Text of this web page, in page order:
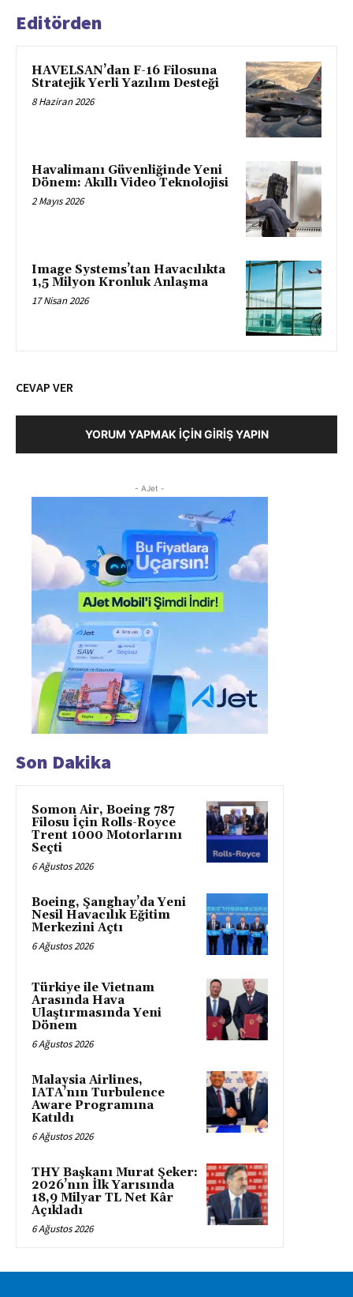
Editörden
HAVELSAN’dan F-16 Filosuna
Stratejik Yerli Yazılım Desteği
8 Haziran 2026
Havalimanı Güvenliğinde Yeni
Dönem: Akıllı Video Teknolojisi
2 Mayıs 2026
Image Systems’tan Havacılıkta
1,5 Milyon Kronluk Anlaşma
17 Nisan 2026
CEVAP VER
YORUM YAPMAK İÇIN GIRIŞ YAPIN
- AJet -
Son Dakika
Somon Air, Boeing 787
Filosu İçin Rolls-Royce
Trent 1000 Motorlarını
Seçti
6 Ağustos 2026
Boeing, Şanghay’da Yeni
Nesil Havacılık Eğitim
Merkezini Açtı
6 Ağustos 2026
Türkiye ile Vietnam
Arasında Hava
Ulaştırmasında Yeni
Dönem
6 Ağustos 2026
Malaysia Airlines,
IATA’nın Turbulence
Aware Programına
Katıldı
6 Ağustos 2026
THY Başkanı Murat Şeker:
2026’nın İlk Yarısında
18,9 Milyar TL Net Kâr
Açıkladı
6 Ağustos 2026